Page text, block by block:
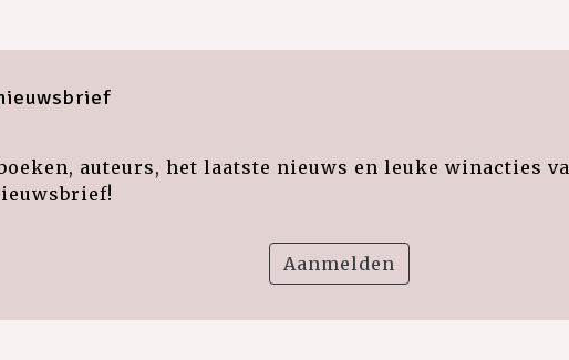
auteurs, het laatste nieuws en leuke winacties
Aanmelden